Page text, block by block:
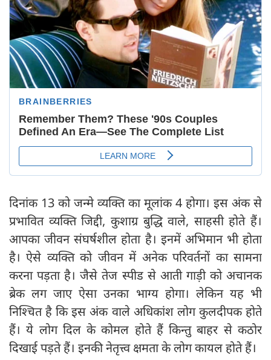
दिनांक 13 को जन्मे व्यक्ति का मूलांक 4 होगा। इस अंक से
प्रभावित व्यक्ति जिद्दी, कुशाग्र बुद्धि वाले, साहसी होते हैं।
आपका जीवन संघर्षशील होता है। इनमें अभिमान भी होता
है। ऐसे व्यक्ति को जीवन में अनेक परिवर्तनों का सामना
करना पड़ता है। जैसे तेज स्पीड से आती गाड़ी को अचानक
ब्रेक लग जाए ऐसा उनका भाग्य होगा। लेकिन यह भी
निश्चित है कि इस अंक वाले अधिकांश लोग कुलदीपक होते
हैं। ये लोग दिल के कोमल होते हैं किन्तु बाहर से कठोर
दिखाई पड़ते हैं। इनकी नेतृत्त्व क्षमता के लोग कायल होते हैं।